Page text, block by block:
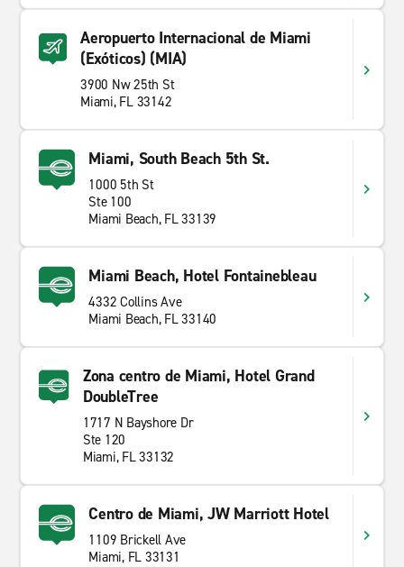
Aeropuerto Internacional de Miami
(Exóticos) (MIA)
3900 Nw 25th St
Miami, FL 33142
Miami, South Beach 5th St.
1000 5th St
Ste 100
Miami Beach, FL 33139
Miami Beach, Hotel Fontainebleau
4332 Collins Ave
Miami Beach, FL 33140
Zona centro de Miami, Hotel Grand
DoubleTree
1717 N Bayshore Dr
Ste 120
Miami, FL 33132
Centro de Miami, JW Marriott Hotel
1109 Brickell Ave
Miami, FL 33131